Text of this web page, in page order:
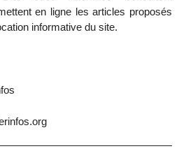
en ligne les articles proposés
informative du site.